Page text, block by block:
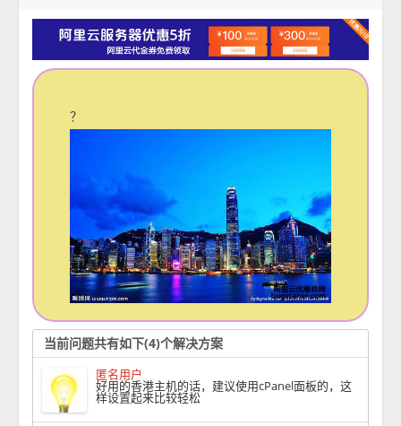
？
当前问题共有如下(4)个解决方案
匿名用户
好用的香港主机的话，建议使用cPanel面板的，这
样设置起来比较轻松